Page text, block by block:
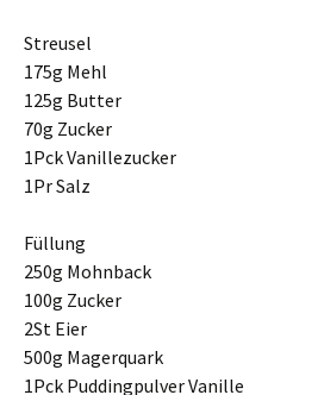
Streusel
175g Mehl
125g Butter
70g Zucker
1Pck Vanillezucker
1Pr Salz
Füllung
250g Mohnback
100g Zucker
2St Eier
500g Magerquark
1Pck Puddingpulver Vanille